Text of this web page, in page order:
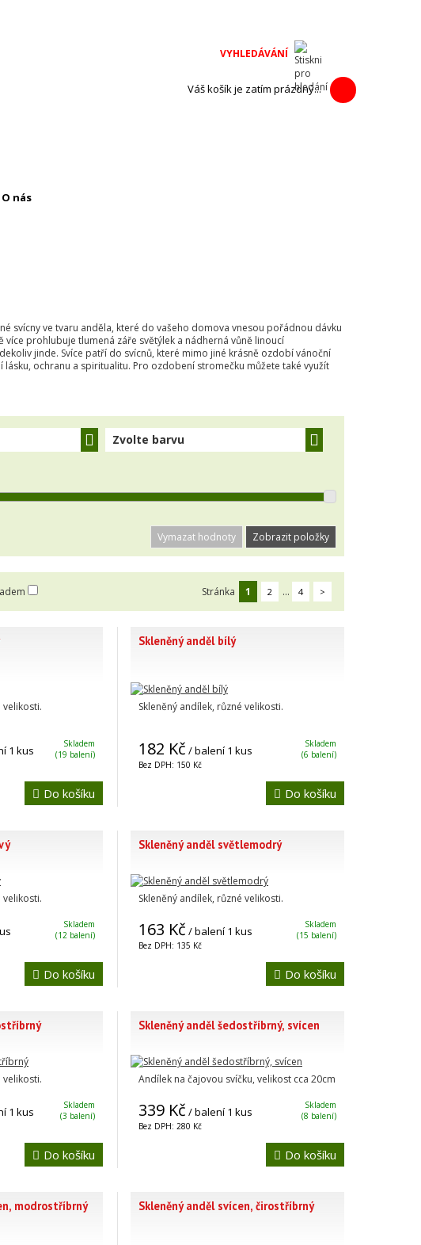
Váš košík je zatím prázdný...
O nás
svícny ve tvaru anděla, které do vašeho domova vnesou pořádnou dávku
prohlubuje tlumená záře světýlek a nádherná vůně linoucí
jinde. Svíce patří do svícnů, které mimo jiné krásně ozdobí vánoční
ochranu a spiritualitu. Pro ozdobení stromečku můžete také využít
Zvolte barvu
Vymazat hodnoty
Stránka 1 2 ... 4 >
velikosti.
1 kus
Skladem
(19 balení)
Do košíku
Skleněný anděl bílý
Skleněný andílek, různé velikosti.
182 Kč / balení 1 kus
Bez DPH: 150 Kč
Skladem
(6 balení)
Do košíku
velikosti.
Skladem
(12 balení)
Do košíku
Skleněný anděl světlemodrý
Skleněný andílek, různé velikosti.
163 Kč / balení 1 kus
Bez DPH: 135 Kč
Skladem
(15 balení)
Do košíku
velikosti.
1 kus
Skladem
(3 balení)
Do košíku
Skleněný anděl šedostříbrný, svícen
Andílek na čajovou svíčku, velikost cca 20cm
339 Kč / balení 1 kus
Bez DPH: 280 Kč
Skladem
(8 balení)
Do košíku
modrostříbrný Skleněný anděl svícen, čirostříbrný